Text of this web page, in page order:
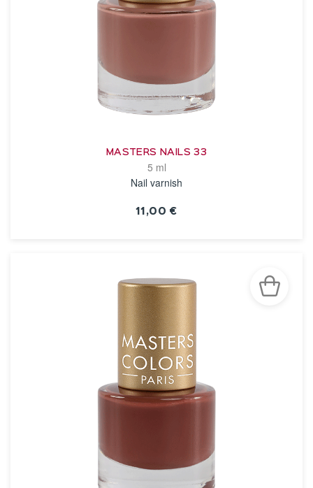
MASTERS NAILS 33
5 ml
Nail varnish
11,00 €